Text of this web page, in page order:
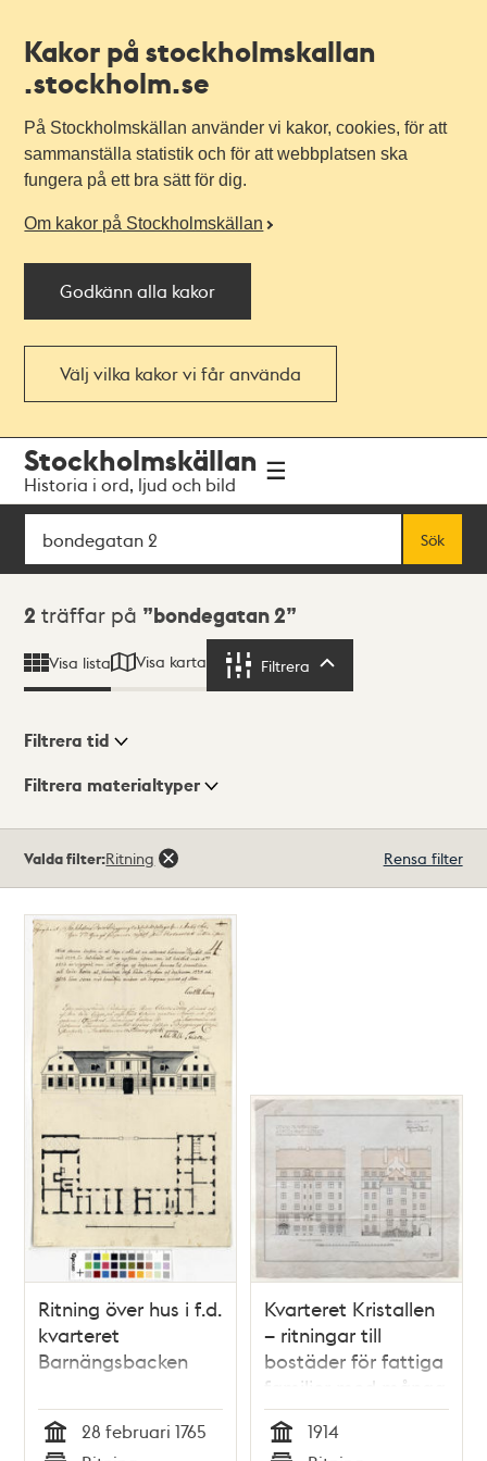
Kakor på stockholmskallan
.stockholm.se
På Stockholmskällan använder vi kakor, cookies, för att
sammanställa statistik och för att webbplatsen ska
fungera på ett bra sätt för dig.
Om kakor på Stockholmskällan
Godkänn alla kakor
Välj vilka kakor vi får använda
navigationen
huvudinnehållet
Stockholmskällan
Historia i ord, ljud och bild
Sök
Sök
Sökresultat
2 träffar på bondegatan 2
Visa lista Visa karta Filtrera
Visningsläge
Filtrera tid
Filtrera materialtyper
träffar
Valda filter:Ritning Rensa filter
Ritning över hus i f.d.
kvarteret
Barnängsbacken
Tid
28 februari 1765
Kvarteret Kristallen
– ritningar till
bostäder för fattiga
familjer med många
barn
Tid
1914